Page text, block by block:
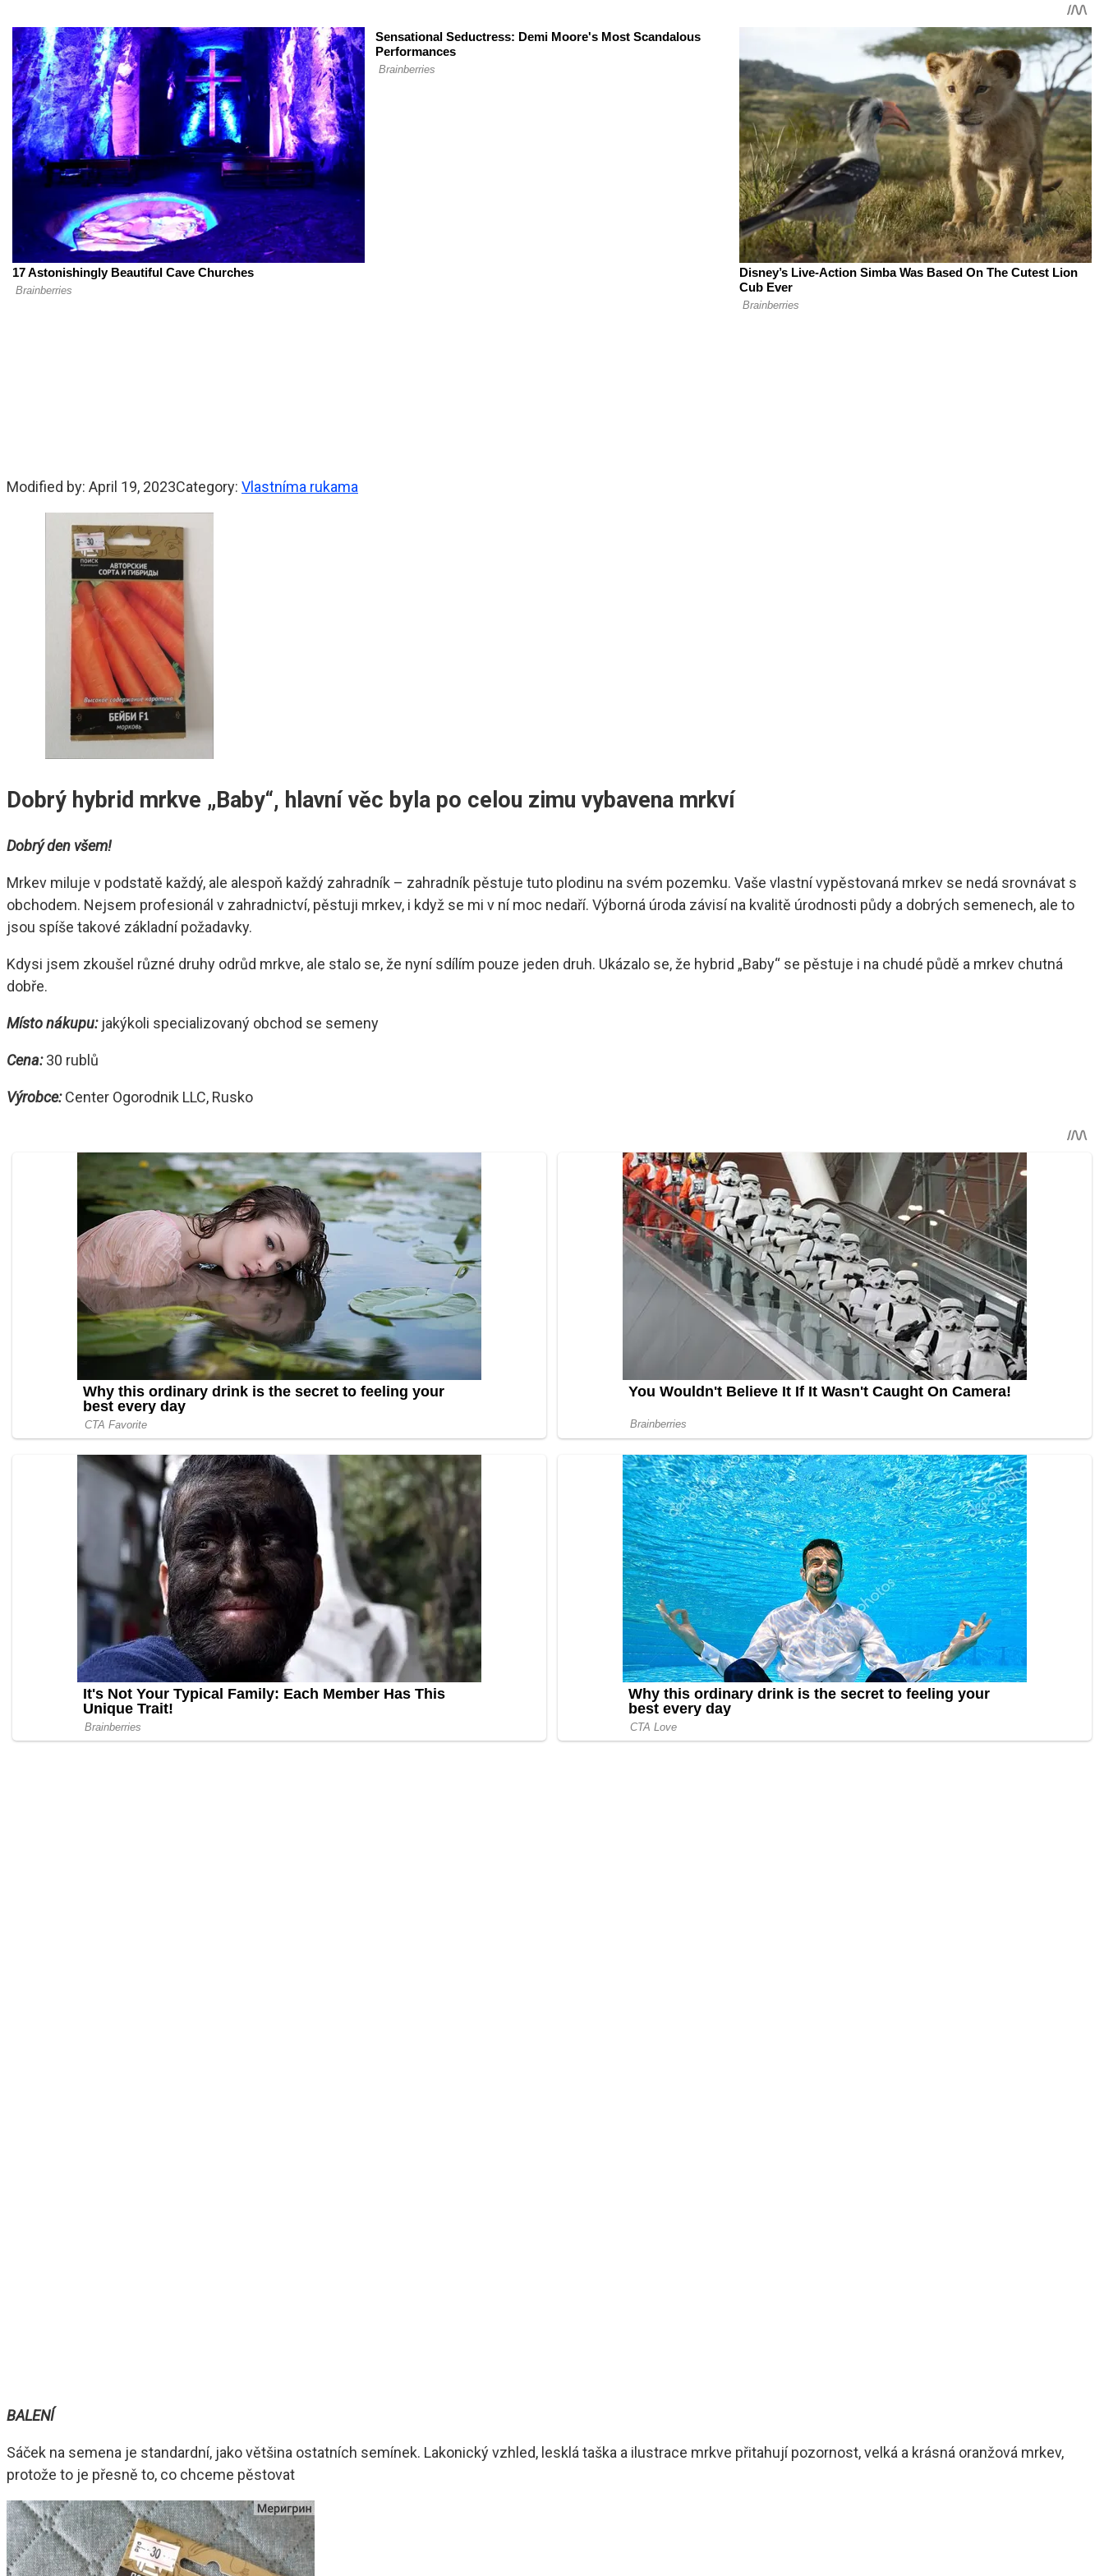
Modified by: April 19, 2023Category: Vlastníma rukama
Dobrý hybrid mrkve „Baby“, hlavní věc byla po celou zimu vybavena mrkví
Dobrý den všem!
Mrkev miluje v podstatě každý, ale alespoň každý zahradník – zahradník pěstuje tuto plodinu na svém pozemku. Vaše vlastní vypěstovaná mrkev se nedá srovnávat s
obchodem. Nejsem profesionál v zahradnictví, pěstuji mrkev, i když se mi v ní moc nedaří. Výborná úroda závisí na kvalitě úrodnosti půdy a dobrých semenech, ale to
jsou spíše takové základní požadavky.
Kdysi jsem zkoušel různé druhy odrůd mrkve, ale stalo se, že nyní sdílím pouze jeden druh. Ukázalo se, že hybrid „Baby“ se pěstuje i na chudé půdě a mrkev chutná
dobře.
Místo nákupu: jakýkoli specializovaný obchod se semeny
Cena: 30 rublů
Výrobce: Center Ogorodnik LLC, Rusko
BALENÍ
Sáček na semena je standardní, jako většina ostatních semínek. Lakonický vzhled, lesklá taška a ilustrace mrkve přitahují pozornost, velká a krásná oranžová mrkev,
protože to je přesně to, co chceme pěstovat